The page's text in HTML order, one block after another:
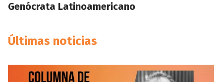
Genócrata Latinoamericano
Últimas noticias